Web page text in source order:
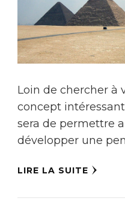
Loin de chercher à
concept
sera de permettre
développer une
LIRE LA SUITE